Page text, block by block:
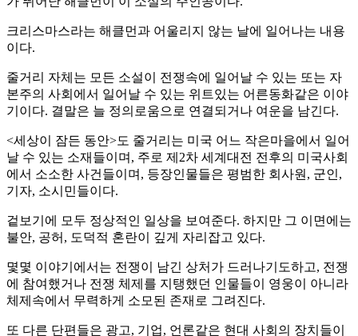
크리스마스라는 해클먼과 어울리지 않는 날에 일어나는 내용
이다.
줄거리 자체는 모든 소설이 전쟁속에 일어날 수 있는 또는 자
본주의 사회에서 일어날 수 있는 위트있는 어른동화같은 이야
기이다. 결말은 늘 정의로움으로 연결되거나 여운을 남긴다.
<세상이 잠든 동안>도 줄거리는 미국 어느 작은마을에서 일어
날 수 있는 소재들이며, 주로 제2차 세계대전 전후의 미국사회
에서 소소한 사건들이며, 등장인물들은 평범한 회사원, 군인,
기자, 소시민들이다.
겉보기에 모두 정상적인 일상을 보여준다. 하지만 그 이면에는
불안, 공허, 도덕적 혼란이 깊게 자리잡고 있다.
몇몇 이야기에서는 전쟁이 남긴 상처가 드러나기도하고, 전쟁
에 참여했거나 전쟁 체제를 지탱했던 인물들이 영웅이 아니라
체제속에서 무력하게 소모된 존재로 그려진다.
또 다른 단편들은 광고, 기업, 언론같은 현대 사회의 장치들이